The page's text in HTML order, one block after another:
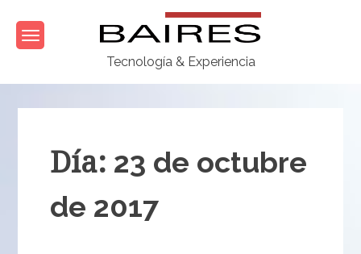
content
Tecnología & Experiencia
Día: 23 de octubre
de 2017